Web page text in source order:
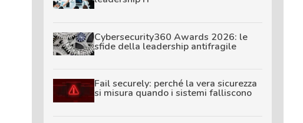
Cybersecurity360 Awards 2026: le
sfide della leadership antifragile
Fail securely: perché la vera sicurezza
si misura quando i sistemi falliscono